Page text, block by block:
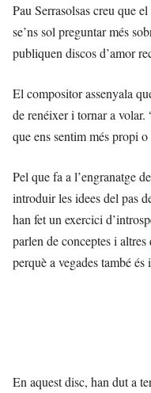
Pau Serrasolsas creu que
se’ns sol preguntar més
publiquen discos d’amor
El compositor assenyala
de renéixer i tornar a volar.
que ens sentim més propi
Pel que fa a l’engranatge
introduir les idees del pas
han fet un exercici
parlen de conceptes i
perquè a vegades també és
En aquest disc, han dut a